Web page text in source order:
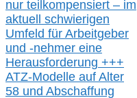
nur teilkompensiert – im
aktuell schwierigen
Umfeld für Arbeitgeber
und -nehmer eine
Herausforderung +++
ATZ-Modelle auf Alter
58 und Abschaffung